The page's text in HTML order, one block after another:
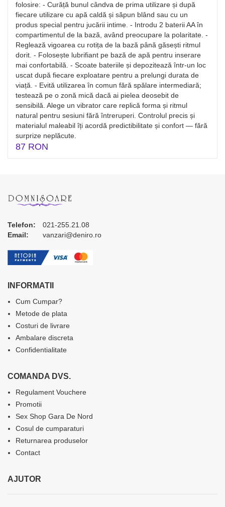
folosire: - Curăță bunul cândva de prima utilizare și după
fiecare utilizare cu apă caldă și săpun blând sau cu un
produs special pentru jucării intime. - Introdu 2 baterii AA în
compartimentul de la bază, având preocupare la polaritate. -
Reglează vigoarea cu rotița de la bază până găsești ritmul
dorit. - Folosește lubrifiant pe bază de apă pentru inserare
mai confortabilă. - Scoate bateriile și depozitează într-un loc
uscat după fiecare exploatare pentru a prelungi durata de
viață. - Evită utilizarea în comun fără spălare intermediară;
testează pe o zonă mică dacă ai pielea deosebit de
sensibilă. Alege un vibrator care replică forma și ritmul
natural pentru sesiuni fără întreruperi. Controlul precis și
materialul maleabil îți acordă predictibilitate și confort — fără
surprize neplăcute.
87 RON
Telefon:
021-255.21.08
Email:
vanzari@deniro.ro
INFORMATII
Cum Cumpar?
Metode de plata
Costuri de livrare
Ambalare discreta
Confidentialitate
COMANDA DVS.
Regulament Vouchere
Promotii
Sex Shop Gara De Nord
Cosul de cumparaturi
Returnarea produselor
Contact
AJUTOR